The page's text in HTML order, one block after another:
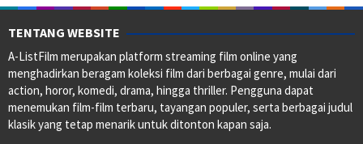
TENTANG WEBSITE
A-ListFilm merupakan platform streaming film online yang
menghadirkan beragam koleksi film dari berbagai genre, mulai dari
action, horor, komedi, drama, hingga thriller. Pengguna dapat
menemukan film-film terbaru, tayangan populer, serta berbagai judul
klasik yang tetap menarik untuk ditonton kapan saja.